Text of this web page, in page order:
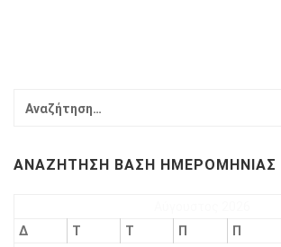
ΑΝΑΖΉΤΗΣΗ ΒΆΣΗ ΗΜΕΡΟΜΗΝΊΑΣ
Δ
Τ Τ Π Π